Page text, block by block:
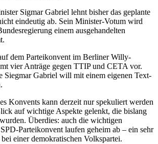
Sigmar Gabriel lehnt bisher das geplante
eindeutig ab. Sein Minister-Votum wird
einem ausgehandelten
dem Parteikonvent im Berliner Willy-
vier Anträge gegen TTIP und CETA vor.
Siegmar Gabriel will mit einem eigenen Text-
Konvents kann derzeit nur spekuliert werden
auf wichtige Aspekte gelenkt, die bislang
Überdies: auch die wichtigen
Parteikonvent laufen geheim ab – ein sehr
bei einer demokratischen Volkspartei.